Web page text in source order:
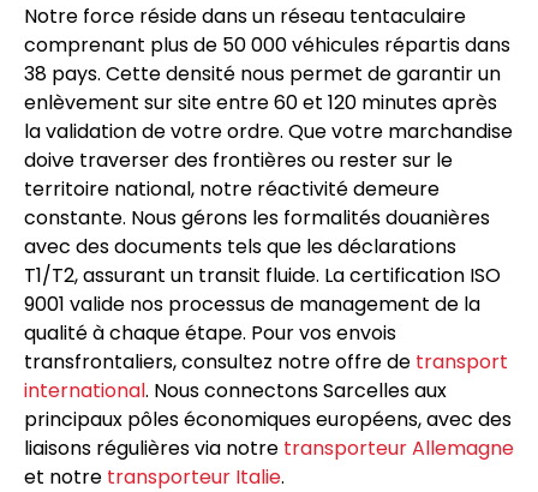
Notre force réside dans un réseau tentaculaire
comprenant plus de 50 000 véhicules répartis dans
38 pays. Cette densité nous permet de garantir un
enlèvement sur site entre 60 et 120 minutes après
la validation de votre ordre. Que votre marchandise
doive traverser des frontières ou rester sur le
territoire national, notre réactivité demeure
constante. Nous gérons les formalités douanières
avec des documents tels que les déclarations
T1/T2, assurant un transit fluide. La certification ISO
9001 valide nos processus de management de la
qualité à chaque étape. Pour vos envois
transfrontaliers, consultez notre offre de transport
international. Nous connectons Sarcelles aux
principaux pôles économiques européens, avec des
liaisons régulières via notre transporteur Allemagne
et notre transporteur Italie.